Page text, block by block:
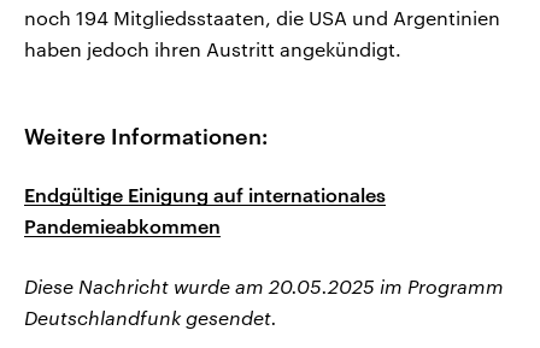
noch 194 Mitgliedsstaaten, die USA und Argentinien
haben jedoch ihren Austritt angekündigt.
Weitere Informationen:
Endgültige Einigung auf internationales
Pandemieabkommen
Diese Nachricht wurde am 20.05.2025 im Programm
Deutschlandfunk gesendet.